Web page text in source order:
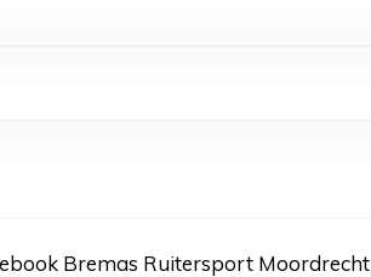
Bremas Ruitersport Moordrecht